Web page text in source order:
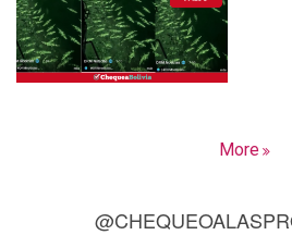
More